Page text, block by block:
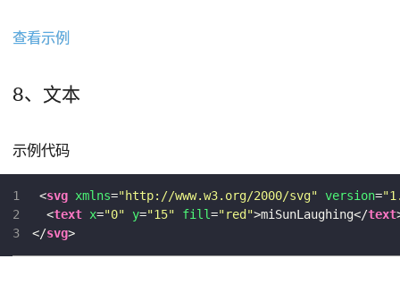
查看示例
8、文本
示例代码
1
2
3
<svg xmlns="http://www.w3.org/2000/svg" version=
<text x="0" y="15" fill="red">miSunLaughing</text
</svg>